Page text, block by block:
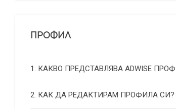
ПРОФИЛ
1. КАКВО ПРЕДСТАВЛЯВА ADWISE
2. КАК ДА РЕДАКТИРАМ ПРОФИЛА СИ?